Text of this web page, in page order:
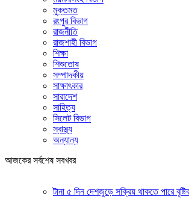
মুক্তমত
রংপুর বিভাগ
রাজনীতি
রাজশাহী বিভাগ
শিক্ষা
শিশুতোষ
সম্পাদকীয়
সাক্ষাৎকার
সারাদেশ
সাহিত্য
সিলেট বিভাগ
স্বাস্থ্য
অন্যান্য
আজকের সর্বশেষ সবখবর
টানা ৫ দিন দেশজুড়ে সক্রিয় থাকতে পারে